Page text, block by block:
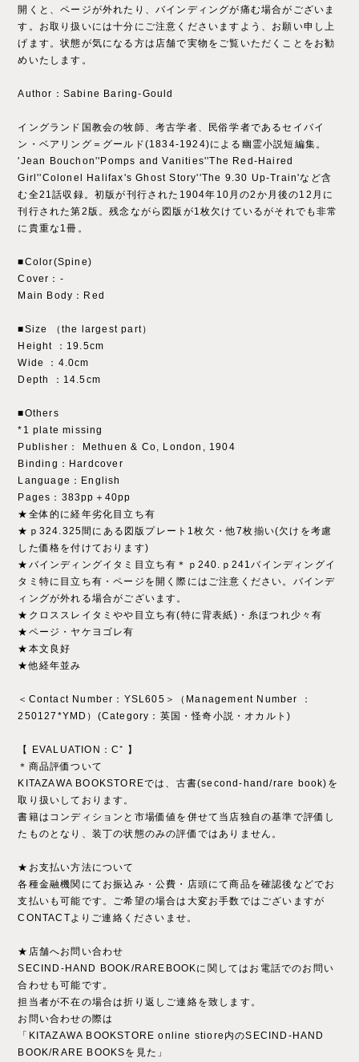
開くと、ページが外れたり、バインディングが痛む場合がございま
す。お取り扱いには十分にご注意くださいますよう、お願い申し上
げます。状態が気になる方は店舗で実物をご覧いただくことをお勧
めいたします。
Author：Sabine Baring-Gould
イングランド国教会の牧師、考古学者、民俗学者であるセイバイ
ン・ベアリング＝グールド(1834-1924)による幽霊小説短編集。
'Jean Bouchon''Pomps and Vanities''The Red-Haired
Girl''Colonel Halifax's Ghost Story''The 9.30 Up-Train'など含
む全21話収録。初版が刊行された1904年10月の2か月後の12月に
刊行された第2版。残念ながら図版が1枚欠けているがそれでも非常
に貴重な1冊。
■Color(Spine)
Cover：‐
Main Body：Red
■Size （the largest part）
Height ：19.5cm
Wide ：4.0cm
Depth ：14.5cm
■Others
*1 plate missing
Publisher： Methuen & Co, London, 1904
Binding：Hardcover
Language：English
Pages：383pp＋40pp
★全体的に経年劣化目立ち有
★ｐ324.325間にある図版プレート1枚欠・他7枚揃い(欠けを考慮
した価格を付けております)
★バインディングイタミ目立ち有＊ｐ240.ｐ241バインディングイ
タミ特に目立ち有・ページを開く際にはご注意ください。バインデ
ィングが外れる場合がございます。
★クロススレイタミやや目立ち有(特に背表紙)・糸ほつれ少々有
★ページ・ヤケヨゴレ有
★本文良好
★他経年並み
＜Contact Number：YSL605＞（Management Number ：
250127*YMD）(Category：英国・怪奇小説・オカルト)
【 EVALUATION：C⁺ 】
＊商品評価ついて
KITAZAWA BOOKSTOREでは、古書(second-hand/rare book)を
取り扱いしております。
書籍はコンディションと市場価値を併せて当店独自の基準で評価し
たものとなり、装丁の状態のみの評価ではありません。
★お支払い方法について
各種金融機関にてお振込み・公費・店頭にて商品を確認後などでお
支払いも可能です。ご希望の場合は大変お手数ではございますが
CONTACTよりご連絡くださいませ。
★店舗へお問い合わせ
SECIND-HAND BOOK/RAREBOOKに関してはお電話でのお問い
合わせも可能です。
担当者が不在の場合は折り返しご連絡を致します。
お問い合わせの際は
「KITAZAWA BOOKSTORE online stiore内のSECIND-HAND
BOOK/RARE BOOKSを見た」